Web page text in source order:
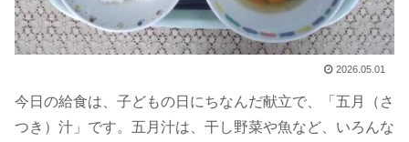
2026.05.01
今日の給食は、子どもの日にちなんだ献立で、「五月（さ
つき）汁」です。五月汁は、干し野菜や魚など、いろんな